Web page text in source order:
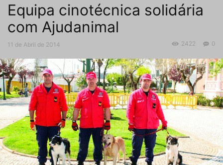
Equipa cinotécnica solidária
com Ajudanimal
11 de Abril de 2014 0
2422